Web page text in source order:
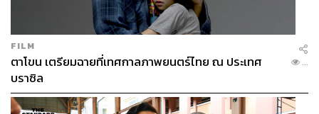
FILM
ตาโขน เตรียมฉายที่เทศกาลภาพยนตร์ไทย ณ ประเทศ
บราซิล
...